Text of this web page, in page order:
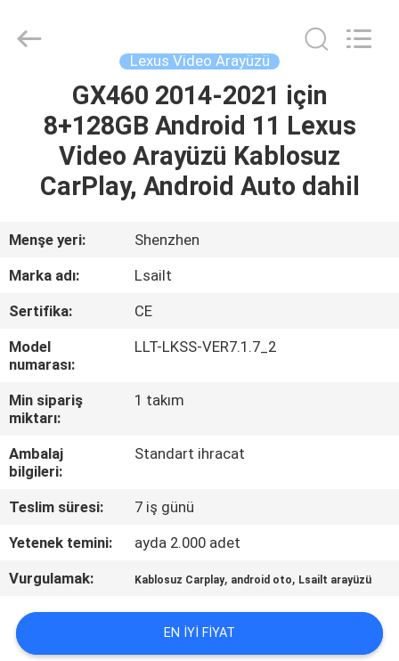
ÜRÜN:%
VİDEOLAR
FABRIKA
KALITE
KONTROL
ILETIŞIME
GEÇIN
HABERLER
Electron
Co.,Ltd.
Lexus Video Arayüzü
GX460 2014-2021 için
8+128GB Android 11 Lexus
Video Arayüzü Kablosuz
CarPlay, Android Auto dahil
Menşe yeri:
Shenzhen
Marka adı:
Lsailt
Sertifika:
CE
Model
numarası:
LLT-LKSS-VER7.1.7_2
Min sipariş
miktarı:
1 takım
Ambalaj
bilgileri:
Standart ihracat
Teslim süresi:
7 iş günü
Yetenek temini:
ayda 2.000 adet
Vurgulamak:
Kablosuz Carplay, android oto, Lsailt arayüzü
EN IYI FIYAT